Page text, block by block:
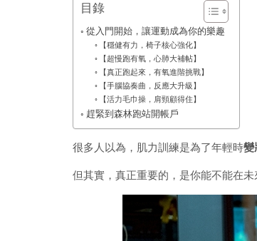
目錄
從入門開始，讓運動成為你的樂趣
【穩健有力，椅子核心強化】
【超慢跑有氧，心肺大補帖】
【真正跑起來，有氧進階挑戰】
【手腦協奏曲，反應大升級】
【活力毛巾操，肩頸顧得住】
趕緊到森林跑站開帳戶
很多人以為，肌力訓練是為了年輕時變
但其實，真正重要的，是你能不能在